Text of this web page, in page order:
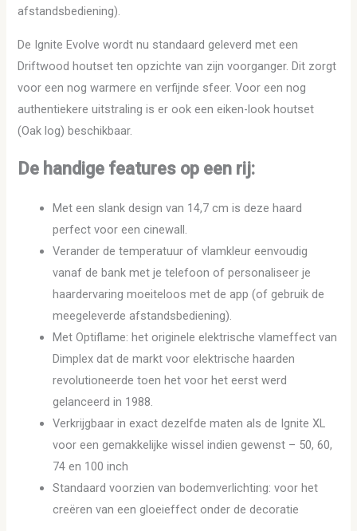
afstandsbediening).
De Ignite Evolve wordt nu standaard geleverd met een
Driftwood houtset ten opzichte van zijn voorganger. Dit zorgt
voor een nog warmere en verfijnde sfeer. Voor een nog
authentiekere uitstraling is er ook een eiken-look houtset
(Oak log) beschikbaar.
De handige features op een rij:
Met een slank design van 14,7 cm is deze haard
perfect voor een cinewall.
Verander de temperatuur of vlamkleur eenvoudig
vanaf de bank met je telefoon of personaliseer je
haardervaring moeiteloos met de app (of gebruik de
meegeleverde afstandsbediening).
Met Optiflame: het originele elektrische vlameffect van
Dimplex dat de markt voor elektrische haarden
revolutioneerde toen het voor het eerst werd
gelanceerd in 1988.
Verkrijgbaar in exact dezelfde maten als de Ignite XL
voor een gemakkelijke wissel indien gewenst – 50, 60,
74 en 100 inch
Standaard voorzien van bodemverlichting: voor het
creëren van een gloeieffect onder de decoratie